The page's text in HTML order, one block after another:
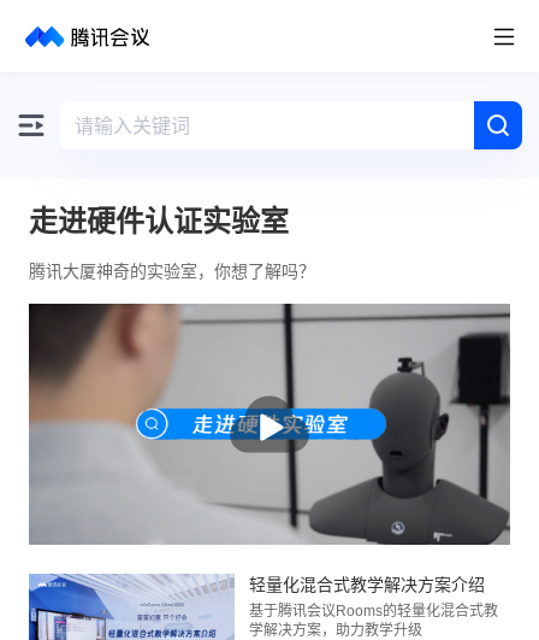
取消
走进硬件认证实验室
腾讯大厦神奇的实验室，你想了解吗？
放
轻量化混合式教学解决方案介绍
基于腾讯会议Rooms的轻量化混合式教
学解决方案，助力教学升级